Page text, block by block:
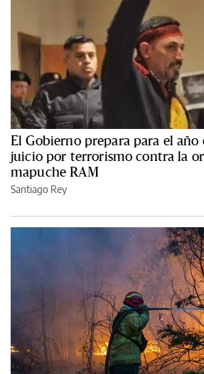
El Gobierno prepara para el
juicio por terrorismo contra la
mapuche RAM
Santiago Rey